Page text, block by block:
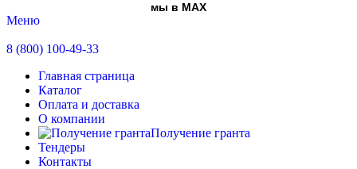
мы в MAX
Меню
8 (800) 100-49-33
Главная страница
Каталог
Оплата и доставка
О компании
Получение гранта
Тендеры
Контакты